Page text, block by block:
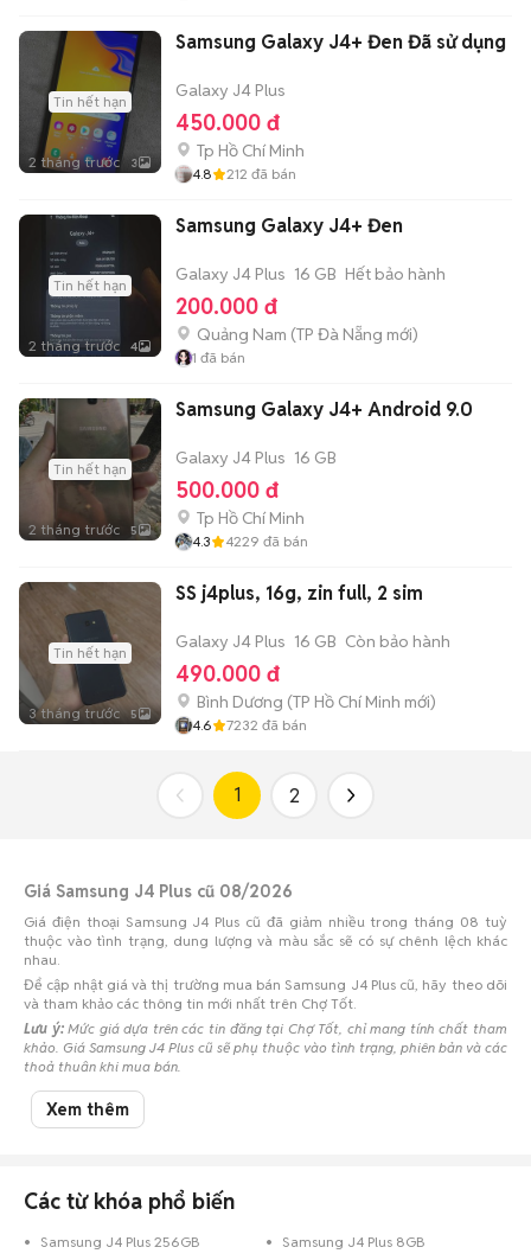
Tin hết hạn
2 tháng trước 3
Samsung Galaxy J4+ Đen Đã sử dụng
Galaxy J4 Plus
450.000 đ
Tp Hồ Chí Minh
4.8 212 đã bán
Tin hết hạn
2 tháng trước 4
Samsung Galaxy J4+ Đen
Galaxy J4 Plus 16 GB Hết bảo hành
200.000 đ
Quảng Nam (TP Đà Nẵng mới)
1 đã bán
Tin hết hạn
2 tháng trước 5
Samsung Galaxy J4+ Android 9.0
Galaxy J4 Plus 16 GB
500.000 đ
Tp Hồ Chí Minh
4.3 4229 đã bán
Tin hết hạn
3 tháng trước 5
SS j4plus, 16g, zin full, 2 sim
Galaxy J4 Plus 16 GB Còn bảo hành
490.000 đ
Bình Dương (TP Hồ Chí Minh mới)
4.6 7232 đã bán
1 2
Giá Samsung J4 Plus cũ 08/2026
Giá điện thoại Samsung J4 Plus cũ đã giảm nhiều trong tháng 08 tuỳ
thuộc vào tình trạng, dung lượng và màu sắc sẽ có sự chênh lệch khác
nhau.
Để cập nhật giá và thị trường mua bán Samsung J4 Plus cũ, hãy theo dõi
và tham khảo các thông tin mới nhất trên Chợ Tốt.
Lưu ý:Mức giá dựa trên các tin đăng tại Chợ Tốt, chỉ mang tính chất tham
khảo. Giá Samsung J4 Plus cũ sẽ phụ thuộc vào tình trạng, phiên bản và các
thoả thuận khi mua bán.
Mua bán Samsung J4 Plus cũ
Xem thêm
Các từ khóa phổ biến
Samsung J4 Plus 256GB
Samsung J4 Plus 8GB